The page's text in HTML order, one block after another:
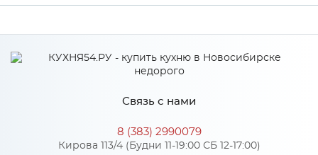
Сурская мебель
Ваниль глянец/Белый
МДФ
*
Связь с нами
8 (383) 2990079
Кирова 113/4 (Будни 11-19:00 СБ 12-17:00)